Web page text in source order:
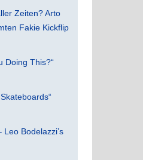
Zeiten? Arto
Fakie Kickflip
Doing This?“
Bodelazzi’s